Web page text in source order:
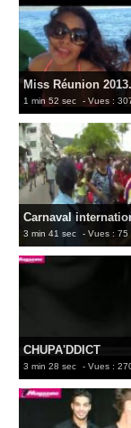
Miss Réunion
1 min 52 sec - Vues :
Carnaval
3 min 41 sec - Vues : 75
CHUPA'DDICT
3 min 28 sec - Vues :